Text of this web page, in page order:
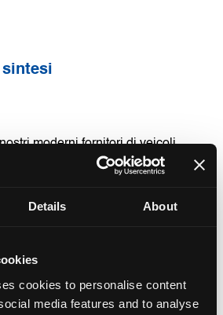
Details About
cookies to personalise content
media features and to analyse
moderni fornitori di veicoli,
puntuale delle merci su tutte le
esigenze di spedizione: dal
specifiche per il trasporto